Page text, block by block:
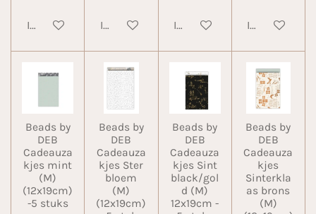
In winkelwagenIn winkelwagenIn winkelwagen
In
Beads by
DEB
Cadeauza
kjes mint
(M)
(12x19cm)
-5 stuks
Beads by
DEB
Cadeauza
kjes Ster
bloem
(M)
(12x19cm)
Beads by
DEB
Cadeauza
kjes Sint
black/gol
d (M)
12x19cm -
Beads by
DEB
Cadeauza
kjes
Sinterkla
as brons
(M)